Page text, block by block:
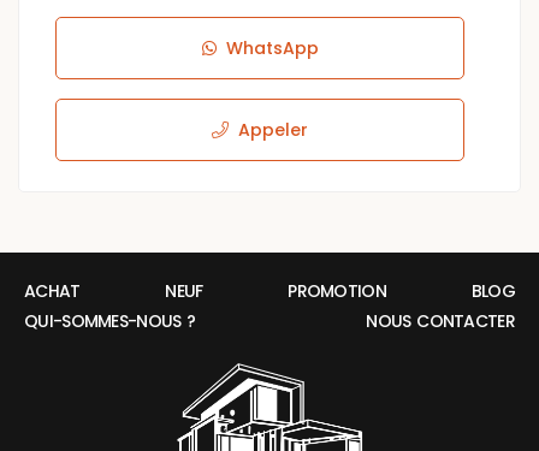
WhatsApp
Appeler
ACHAT NEUF PROMOTION
BLOG
QUI-SOMMES-NOUS ?
NOUS CONTACTER